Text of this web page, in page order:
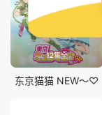
12集全
东京猫猫 NEW～♡